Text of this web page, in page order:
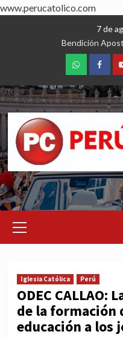
www.perucatolico.com
7 de
Bendición
WhatsApp
Menu
Iglesia Católica Perú
ODEC CALLAO:
de la formación
educación a los